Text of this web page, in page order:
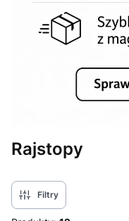
Rajstopy
Filtry